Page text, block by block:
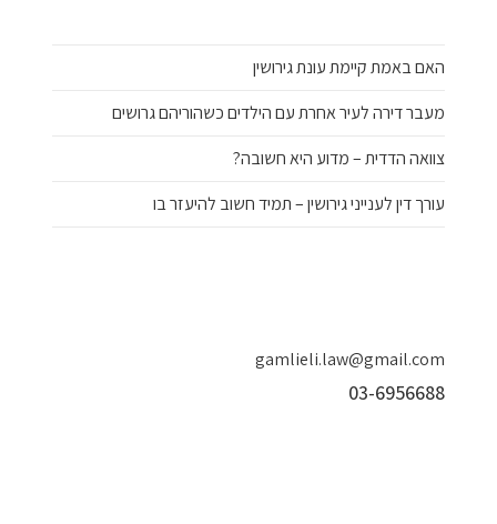
האם באמת קיימת עונת גירושין
מעבר דירה לעיר אחרת עם הילדים כשהוריהם גרושים
צוואה הדדית – מדוע היא חשובה?
עורך דין לענייני גירושין – תמיד חשוב להיעזר בו
gamlieli.law@gmail.com
03-6956688